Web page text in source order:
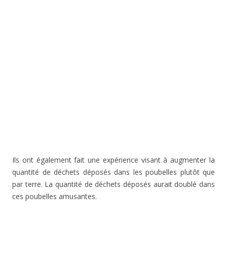
Ils ont également fait une expérience visant à augmenter la
quantité de déchets déposés dans les poubelles plutôt que
par terre. La quantité de déchets déposés aurait doublé dans
ces poubelles amusantes.